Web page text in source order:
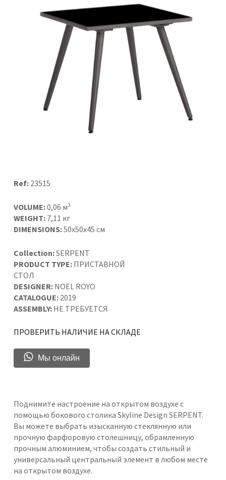
Ref:23515
VOLUME:0,06 м³
WEIGHT: 7,11 кг
DIMENSIONS:50x50x45 см
Collection:SERPENT
PRODUCT TYPE: ПРИСТАВНОЙ
СТОЛ
DESIGNER: NOEL ROYO
CATALOGUE: 2019
ASSEMBLY: НЕ ТРЕБУЕТСЯ
ПРОВЕРИТЬ НАЛИЧИЕ НА СКЛАДЕ
Мы онлайн
Поднимите настроение на открытом воздухе с
помощью бокового столика Skyline Design SERPENT.
Вы можете выбрать изысканную стеклянную или
прочную фарфоровую столешницу, обрамленную
прочным алюминием, чтобы создать стильный и
универсальный центральный элемент в любом месте
на открытом воздухе.